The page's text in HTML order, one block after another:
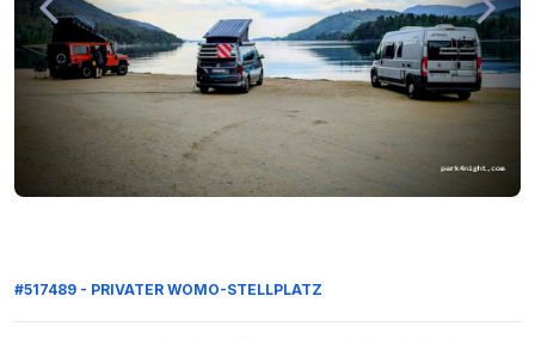
#517489 - PRIVATER WOMO-STELLPLATZ